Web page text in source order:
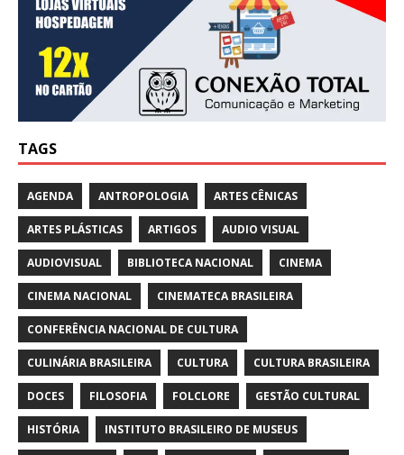
TAGS
AGENDA ANTROPOLOGIA ARTES CÊNICAS
ARTES PLÁSTICAS ARTIGOS AUDIO VISUAL
AUDIOVISUAL BIBLIOTECA NACIONAL CINEMA
CINEMA NACIONAL CINEMATECA BRASILEIRA
CONFERÊNCIA NACIONAL DE CULTURA
CULINÁRIA BRASILEIRA CULTURA CULTURA BRASILEIRA
DOCES FILOSOFIA FOLCLORE GESTÃO CULTURAL
HISTÓRIA INSTITUTO BRASILEIRO DE MUSEUS